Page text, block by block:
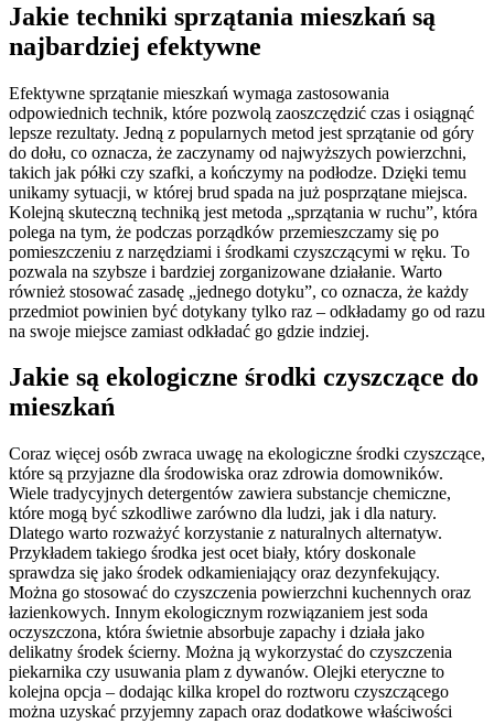
Jakie techniki sprzątania mieszkań są
najbardziej efektywne
Efektywne sprzątanie mieszkań wymaga zastosowania
odpowiednich technik, które pozwolą zaoszczędzić czas i osiągnąć
lepsze rezultaty. Jedną z popularnych metod jest sprzątanie od góry
do dołu, co oznacza, że zaczynamy od najwyższych powierzchni,
takich jak półki czy szafki, a kończymy na podłodze. Dzięki temu
unikamy sytuacji, w której brud spada na już posprzątane miejsca.
Kolejną skuteczną techniką jest metoda „sprzątania w ruchu”, która
polega na tym, że podczas porządków przemieszczamy się po
pomieszczeniu z narzędziami i środkami czyszczącymi w ręku. To
pozwala na szybsze i bardziej zorganizowane działanie. Warto
również stosować zasadę „jednego dotyku”, co oznacza, że każdy
przedmiot powinien być dotykany tylko raz – odkładamy go od razu
na swoje miejsce zamiast odkładać go gdzie indziej.
Jakie są ekologiczne środki czyszczące do
mieszkań
Coraz więcej osób zwraca uwagę na ekologiczne środki czyszczące,
które są przyjazne dla środowiska oraz zdrowia domowników.
Wiele tradycyjnych detergentów zawiera substancje chemiczne,
które mogą być szkodliwe zarówno dla ludzi, jak i dla natury.
Dlatego warto rozważyć korzystanie z naturalnych alternatyw.
Przykładem takiego środka jest ocet biały, który doskonale
sprawdza się jako środek odkamieniający oraz dezynfekujący.
Można go stosować do czyszczenia powierzchni kuchennych oraz
łazienkowych. Innym ekologicznym rozwiązaniem jest soda
oczyszczona, która świetnie absorbuje zapachy i działa jako
delikatny środek ścierny. Można ją wykorzystać do czyszczenia
piekarnika czy usuwania plam z dywanów. Olejki eteryczne to
kolejna opcja – dodając kilka kropel do roztworu czyszczącego
można uzyskać przyjemny zapach oraz dodatkowe właściwości